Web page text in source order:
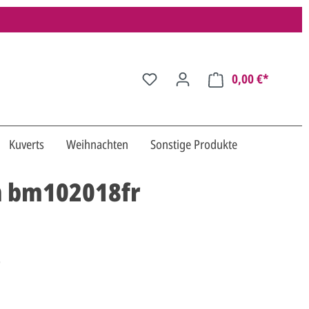
0,00 €*
Kuverts Weihnachten Sonstige Produkte